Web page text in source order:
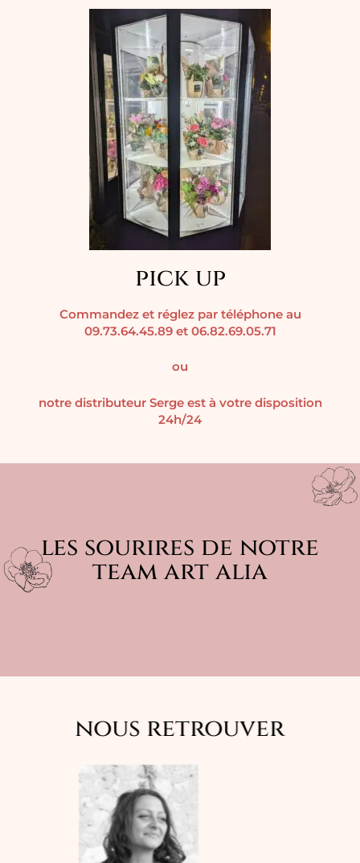
pick up
Commandez et réglez par téléphone au
09.73.64.45.89 et 06.82.69.05.71
ou
notre distributeur Serge est à votre disposition
24h/24
les sourires de notre
team art alia
nous retrouver